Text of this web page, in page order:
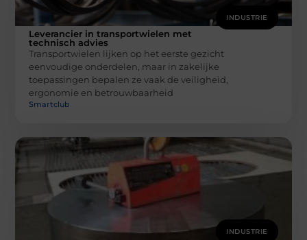
INDUSTRIE
Leverancier in transportwielen met
technisch advies
Transportwielen lijken op het eerste gezicht
eenvoudige onderdelen, maar in zakelijke
toepassingen bepalen ze vaak de veiligheid,
ergonomie en betrouwbaarheid
Smartclub
INDUSTRIE